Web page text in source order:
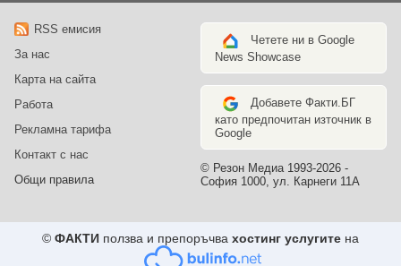
RSS емисия
За нас
Карта на сайта
Работа
Рекламна тарифа
Контакт с нас
Общи правила
Четете ни в Google
News Showcase
Добавете Факти.БГ
като предпочитан източник в
Google
© Резон Медиа 1993-2026 -
София 1000, ул. Карнеги 11А
© ФАКТИ ползва и препоръчва хостинг услугите на